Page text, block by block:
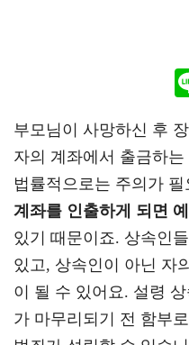
부모님이 사망하신 후
자의 계좌에서 출금하
법률적으로는 주의가
계좌를 인출하게 되면
있기 때문이죠. 상속인
있고, 상속인이 아닌 자
이 될 수 있어요. 설령
가 마무리되기 전 함부